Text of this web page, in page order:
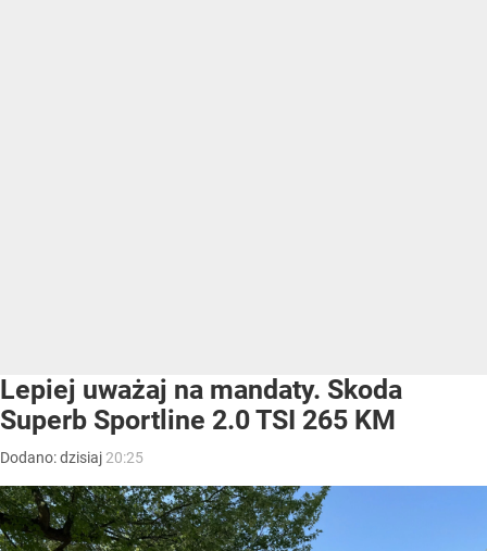
Lepiej uważaj na mandaty. Skoda
Superb Sportline 2.0 TSI 265 KM
Dodano:dzisiaj 20:25